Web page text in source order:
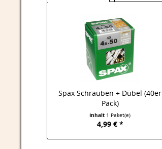
Spax Schrauben + Dübel (40er
Pack)
Inhalt 1 Paket(e)
4,99 € *